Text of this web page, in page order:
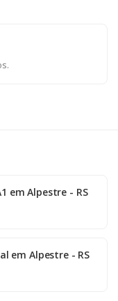
em Alpestre - RS
em Alpestre - RS